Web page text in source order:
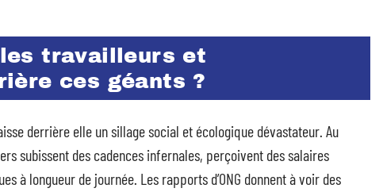
travailleurs et
ces géants ?
derrière elle un sillage social et écologique dévastateur. Au
subissent des cadences infernales, perçoivent des salaires
à longueur de journée. Les rapports d’ONG donnent à voir des